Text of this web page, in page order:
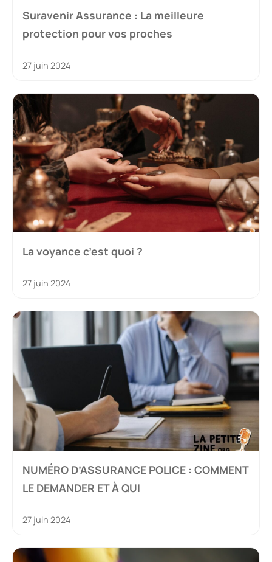
Suravenir Assurance : La meilleure
protection pour vos proches
27 juin 2024
La voyance c’est quoi ?
27 juin 2024
NUMÉRO D’ASSURANCE POLICE : COMMENT
LE DEMANDER ET À QUI
27 juin 2024